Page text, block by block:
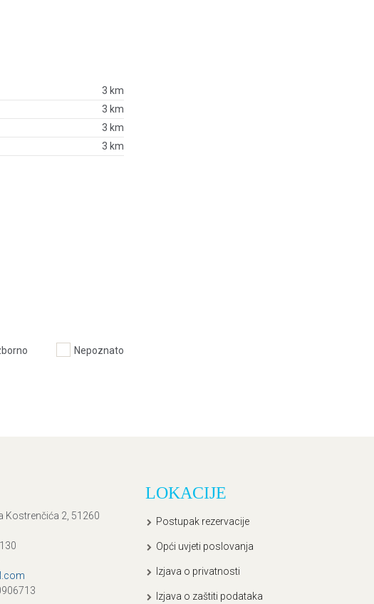
3 km
3 km
3 km
3 km
Nepoznato
Kostrenčića 2, 51260
LOKACIJE
Postupak rezervacije
Opći uvjeti poslovanja
Izjava o privatnosti
Izjava o zaštiti podataka